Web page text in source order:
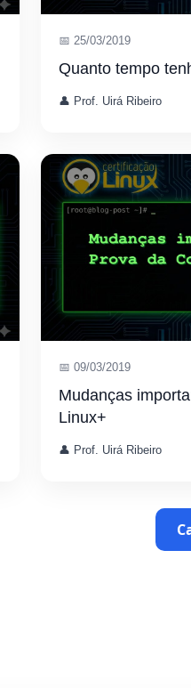
📅 25/03/2019
Quanto tempo
👤 Prof. Uirá Ribeiro
📅 09/03/2019
Mudanças
Linux+
👤 Prof. Uirá Ribeiro